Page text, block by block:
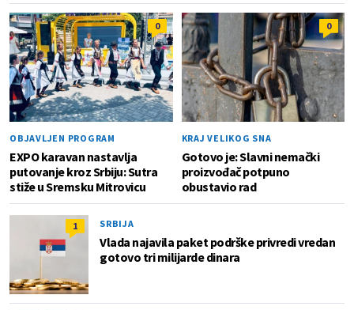
0
OBJAVLJEN PROGRAM
EXPO karavan nastavlja
putovanje kroz Srbiju: Sutra
stiže u Sremsku Mitrovicu
0
KRAJ VELIKOG SNA
Gotovo je: Slavni nemački
proizvođač potpuno
obustavio rad
1 SRBIJA
Vlada najavila paket podrške privredi vredan
gotovo tri milijarde dinara